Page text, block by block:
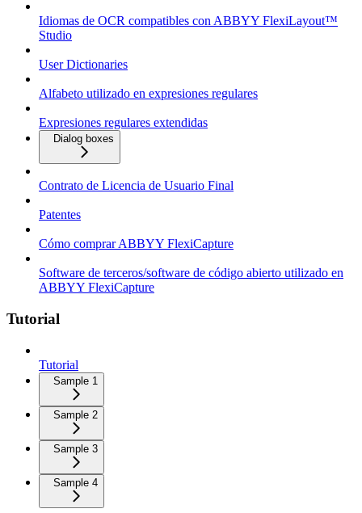
Idiomas de OCR compatibles con ABBYY FlexiLayout™
Studio
User Dictionaries
Alfabeto utilizado en expresiones regulares
Expresiones regulares extendidas
Dialog boxes
Contrato de Licencia de Usuario Final
Patentes
Cómo comprar ABBYY FlexiCapture
Software de terceros/software de código abierto utilizado en
ABBYY FlexiCapture
Tutorial
Tutorial
Sample 1
Sample 2
Sample 3
Sample 4